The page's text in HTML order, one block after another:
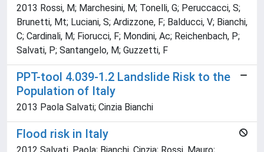
2013 Rossi, M; Marchesini, M; Tonelli, G; Peruccacci, S;
Brunetti, Mt; Luciani, S; Ardizzone, F; Balducci, V; Bianchi,
C; Cardinali, M; Fiorucci, F; Mondini, Ac; Reichenbach, P;
Salvati, P; Santangelo, M; Guzzetti, F
PPT-tool 4.039-1.2 Landslide Risk to the
Population of Italy
2013 Paola Salvati; Cinzia Bianchi
Flood risk in Italy